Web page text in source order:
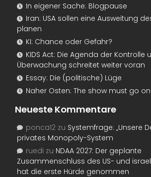
In eigener Sache: Blogpause
Iran: USA sollen eine Ausweitung
planen
KI: Chance oder Gefahr?
KIDS Act: Die Agenda der Kontrolle
Überwachung schreitet weiter voran
Essay: Die (politische) Lüge
Naher Osten: The show must go on
Neueste Kommentare
ponca12 zu Systemfrage: „Unsere
privates Monopoly-System
ruedi zu NDAA 2027: Der geplante
Zusammenschluss des US- und
hat die erste Hürde genommen